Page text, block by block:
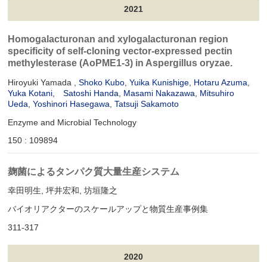
2021
Homogalacturonan and xylogalacturonan region
specificity of self-cloning vector-expressed pectin
methylesterase (AoPME1-3) in Aspergillus oryzae.
Hiroyuki Yamada ,Shoko Kubo ,Yuika Kunishige Hotaru Azuma
Yuka Kotani ,Satoshi Handa Masami Nakazawa
Mitsuhiro
Ueda ,Yoshinori Hasegawa ,Tatsuji Sakamoto
Enzyme and Microbial Technology
150 : 109894
麹菌によるタンパク質大量生産システム
幸田明生, 坪井宏和, 坊垣隆之
バイオリアクターのスケールアップと物質生産事例集
311-317
2020